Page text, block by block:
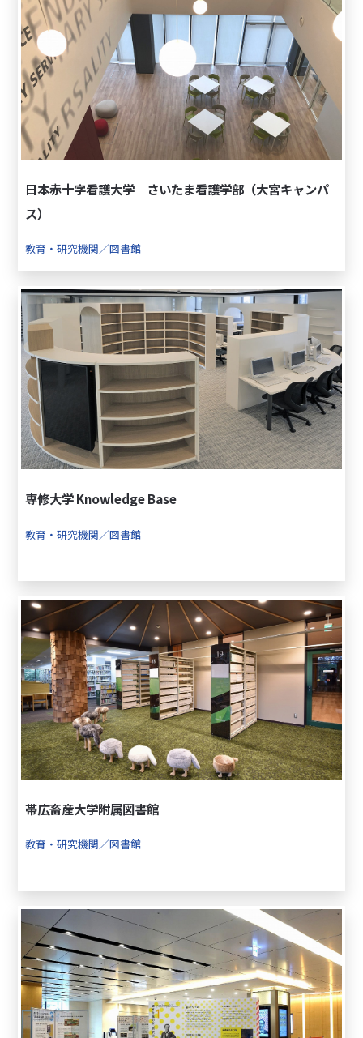
日本赤十字看護大学 さいたま看護学部（大宮キャンパ
ス）
教育・研究機関／図書館
専修大学 Knowledge Base
教育・研究機関／図書館
帯広畜産大学附属図書館
教育・研究機関／図書館